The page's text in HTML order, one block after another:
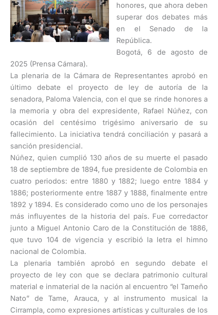
honores, que ahora deben
superar dos debates más
en el Senado de la
República.
Bogotá, 6 de agosto de
2025 (Prensa Cámara).
La plenaria de la Cámara de Representantes aprobó en
último debate el proyecto de ley de autoría de la
senadora, Paloma Valencia, con el que se rinde honores a
la memoria y obra del expresidente, Rafael Núñez, con
ocasión del centésimo trigésimo aniversario de su
fallecimiento. La iniciativa tendrá conciliación y pasará a
sanción presidencial.
Núñez, quien cumplió 130 años de su muerte el pasado
18 de septiembre de 1894, fue presidente de Colombia en
cuatro periodos: entre 1880 y 1882; luego entre 1884 y
1886; posteriormente entre 1887 y 1888, finalmente entre
1892 y 1894. Es considerado como uno de los personajes
más influyentes de la historia del país. Fue corredactor
junto a Miguel Antonio Caro de la Constitución de 1886,
que tuvo 104 de vigencia y escribió la letra el himno
nacional de Colombia.
La plenaria también aprobó en segundo debate el
proyecto de ley con que se declara patrimonio cultural
material e inmaterial de la nación al encuentro “el Tameño
Nato” de Tame, Arauca, y al instrumento musical la
Cirrampla, como expresiones artísticas y culturales de los